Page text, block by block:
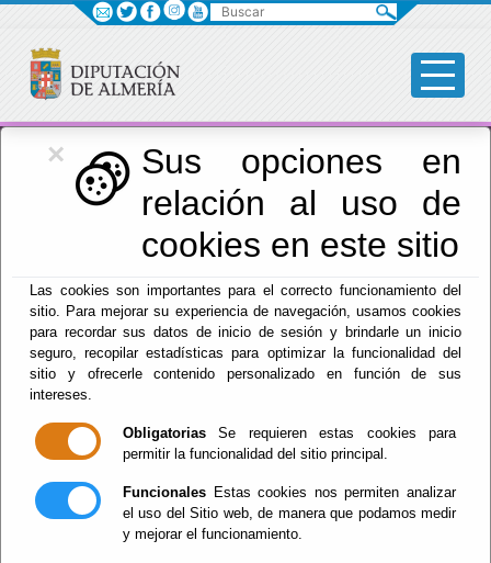
×
Sus opciones en
relación al uso de
cookies en este sitio
Las cookies son importantes para el correcto funcionamiento del
sitio. Para mejorar su experiencia de navegación, usamos cookies
para recordar sus datos de inicio de sesión y brindarle un inicio
seguro, recopilar estadísticas para optimizar la funcionalidad del
sitio y ofrecerle contenido personalizado en función de sus
intereses.
Obligatorias Se requieren estas cookies para
permitir la funcionalidad del sitio principal.
Funcionales Estas cookies nos permiten analizar
el uso del Sitio web, de manera que podamos medir
y mejorar el funcionamiento.
Igualdad
Menú Igualdad
Intranet Adheridos
Intranet Beneficiarios
Red Provincial
Enlaces de interés
Beneficiarios Red Provincial
Buscar